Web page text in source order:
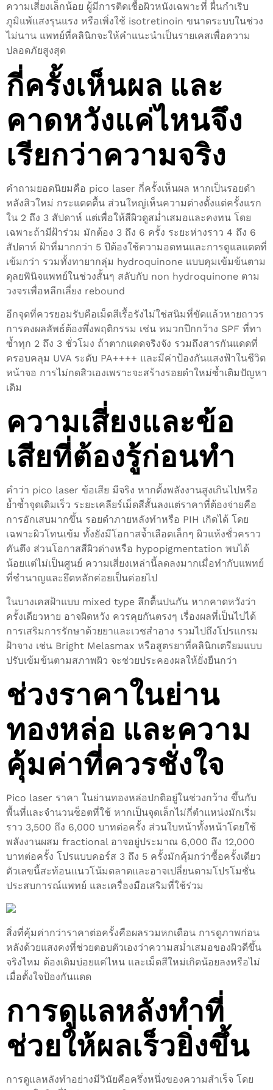
ความเสี่ยงเล็กน้อย ผู้มีการติดเชื้อผิวหนังเฉพาะที่ ผื่นกำเริบ
ภูมิแพ้แสงรุนแรง หรือเพิ่งใช้ isotretinoin ขนาดระบบในช่วง
ไม่นาน แพทย์ที่คลินิกจะให้คำแนะนำเป็นรายเคสเพื่อความ
ปลอดภัยสูงสุด
กี่ครั้งเห็นผล และ
คาดหวังแค่ไหนจึง
เรียกว่าความจริง
คำถามยอดนิยมคือ pico laser กี่ครั้งเห็นผล หากเป็นรอยดำ
หลังสิวใหม่ กระแดดตื้น ส่วนใหญ่เห็นความต่างตั้งแต่ครั้งแรก
ใน 2 ถึง 3 สัปดาห์ แต่เพื่อให้สีผิวดูสม่ำเสมอและคงทน โดย
เฉพาะถ้ามีฝ้าร่วม มักต้อง 3 ถึง 6 ครั้ง ระยะห่างราว 4 ถึง 6
สัปดาห์ ฝ้าที่มากกว่า 5 ปีต้องใช้ความอดทนและการดูแลแดดที่
เข้มกว่า รวมทั้งทายากลุ่ม hydroquinone แบบคุมเข้มข้นตาม
ดุลยพินิจแพทย์ในช่วงสั้นๆ สลับกับ non hydroquinone ตาม
วงจรเพื่อหลีกเลี่ยง rebound
อีกจุดที่ควรยอมรับคือเม็ดสีเรื้อรังไม่ใช่สนิมที่ขัดแล้วหายถาวร
การคงผลลัพธ์ต้องพึ่งพฤติกรรม เช่น หมวกปีกกว้าง SPF ที่ทา
ซ้ำทุก 2 ถึง 3 ชั่วโมง ถ้าตากแดดจริงจัง รวมถึงสารกันแดดที่
ครอบคลุม UVA ระดับ PA++++ และมีค่าป้องกันแสงฟ้าในชีวิต
หน้าจอ การไม่กดสิวเองเพราะจะสร้างรอยดำใหม่ซ้ำเติมปัญหา
เดิม
ความเสี่ยงและข้อ
เสียที่ต้องรู้ก่อนทำ
คำว่า pico laser ข้อเสีย มีจริง หากตั้งพลังงานสูงเกินไปหรือ
ย้ำซ้ำจุดเดิมเร็ว ระยะเคลียร์เม็ดสีสั้นลงแต่ราคาที่ต้องจ่ายคือ
การอักเสบมากขึ้น รอยดำภายหลังทำหรือ PIH เกิดได้ โดย
เฉพาะผิวโทนเข้ม ทั้งยังมีโอกาสจ้ำเลือดเล็กๆ ผิวแห้งชั่วคราว
คันตึง ส่วนโอกาสสีผิวด่างหรือ hypopigmentation พบได้
น้อยแต่ไม่เป็นศูนย์ ความเสี่ยงเหล่านี้ลดลงมากเมื่อทำกับแพทย์
ที่ชำนาญและยึดหลักค่อยเป็นค่อยไป
ในบางเคสฝ้าแบบ mixed type ลึกตื้นปนกัน หากคาดหวังว่า
ครั้งเดียวหาย อาจผิดหวัง ควรคุยกันตรงๆ เรื่องผลที่เป็นไปได้
การเสริมการรักษาด้วยยาและเวชสำอาง รวมไปถึงโปรแกรม
ฝ้าจาง เช่น Bright Melasmax หรือสูตรยาที่คลินิกเตรียมแบบ
ปรับเข้มข้นตามสภาพผิว จะช่วยประคองผลให้ยั่งยืนกว่า
ช่วงราคาในย่าน
ทองหล่อ และความ
คุ้มค่าที่ควรชั่งใจ
Pico laser ราคา ในย่านทองหล่อปกติอยู่ในช่วงกว้าง ขึ้นกับ
พื้นที่และจำนวนช็อตที่ใช้ หากเป็นจุดเล็กไม่กี่ตำแหน่งมักเริ่ม
ราว 3,500 ถึง 6,000 บาทต่อครั้ง ส่วนใบหน้าทั้งหน้าโดยใช้
พลังงานผสม fractional อาจอยู่ประมาณ 6,000 ถึง 12,000
บาทต่อครั้ง โปรแบบคอร์ส 3 ถึง 5 ครั้งมักคุ้มกว่าซื้อครั้งเดียว
ตัวเลขนี้สะท้อนแนวโน้มตลาดและอาจเปลี่ยนตามโปรโมชั่น
ประสบการณ์แพทย์ และเครื่องมือเสริมที่ใช้ร่วม
สิ่งที่คุ้มค่ากว่าราคาต่อครั้งคือผลรวมหกเดือน การดูภาพก่อน
หลังด้วยแสงคงที่ช่วยตอบตัวเองว่าความสม่ำเสมอของผิวดีขึ้น
จริงไหม ต้องเติมบ่อยแค่ไหน และเม็ดสีใหม่เกิดน้อยลงหรือไม่
เมื่อตั้งใจป้องกันแดด
การดูแลหลังทำที่
ช่วยให้ผลเร็วยิ่งขึ้น
การดูแลหลังทำอย่างมีวินัยคือครึ่งหนึ่งของความสำเร็จ โดย